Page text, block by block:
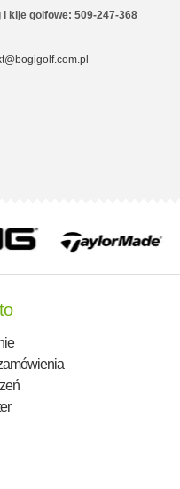
i kije golfowe: 509-247-368